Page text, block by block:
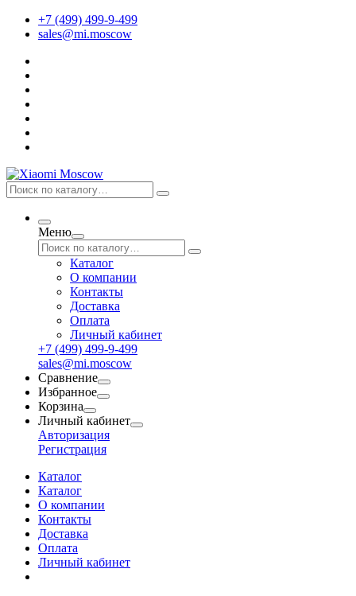
+7 (499) 499-9-499
sales@mi.moscow
Меню
Каталог
О компании
Контакты
Доставка
Оплата
Личный кабинет
+7 (499) 499-9-499
sales@mi.moscow
Сравнение
Избранное
Корзина
Личный кабинет
Авторизация
Регистрация
Каталог
Каталог
О компании
Контакты
Доставка
Оплата
Личный кабинет